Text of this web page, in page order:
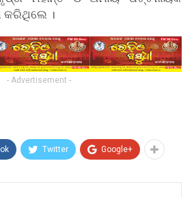
କରିଥିଲେ ।
- Advertisement -
Twitter Google+